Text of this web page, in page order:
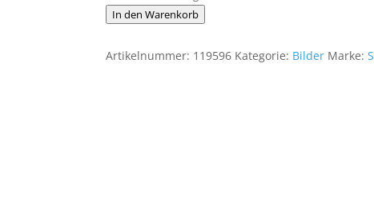
Schaukastenbild
Nr.
In den Warenkorb
Artikelnummer: 119596 Kategorie: Bilder Marke: